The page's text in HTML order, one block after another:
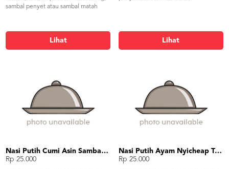
sambal penyet atau sambal matah
Lihat Lihat
Nasi Putih Cumi Asin Sambal Pete
Rp 25.000
Nasi Putih Ayam Nyicheap Tumis Kangkung Tahu Tempe
Rp 25.000